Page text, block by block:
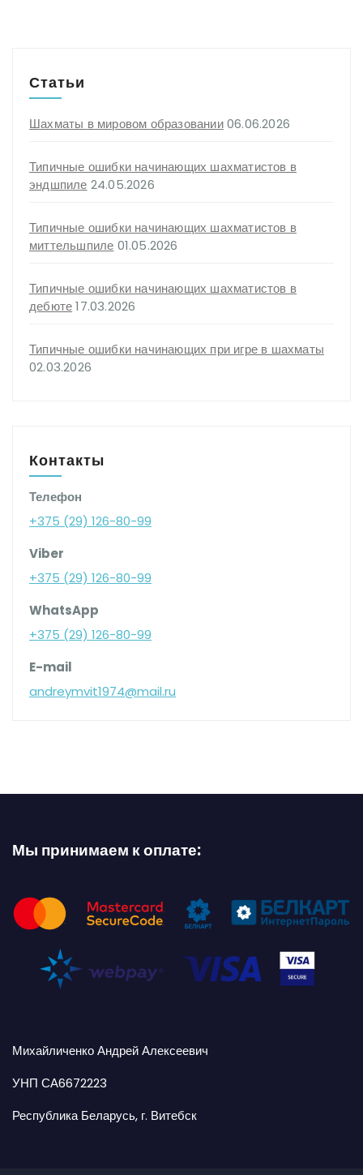
Статьи
Шахматы в мировом образовании 06.06.2026
Типичные ошибки начинающих шахматистов в
эндшпиле 24.05.2026
Типичные ошибки начинающих шахматистов в
миттельшпиле 01.05.2026
Типичные ошибки начинающих шахматистов в
дебюте 17.03.2026
Типичные ошибки начинающих при игре в шахматы
02.03.2026
Контакты
Телефон
+375 (29) 126-80-99
Viber
+375 (29) 126-80-99
WhatsApp
+375 (29) 126-80-99
E-mail
andreymvit1974@mail.ru
Мы принимаем к оплате:
Михайличенко Андрей Алексеевич
УНП СА6672223
Республика Беларусь, г. Витебск